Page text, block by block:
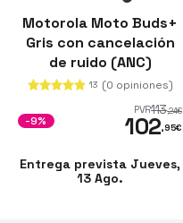
Motorola Moto Buds+
Gris con cancelación
de ruido (ANC)
13 (0 opiniones)
PVR113,24€
102,95€
-9%
Entrega prevista Jueves,
13 Ago.